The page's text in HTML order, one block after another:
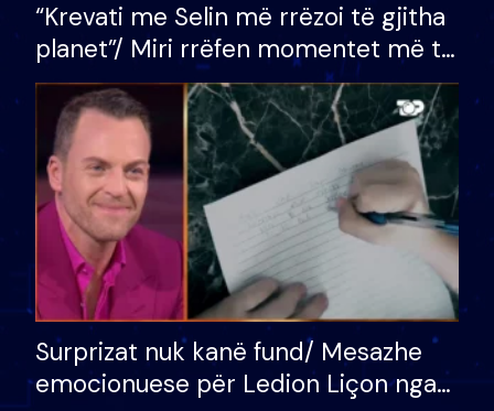
“Krevati me Selin më rrëzoi të gjitha
planet”/ Miri rrëfen momentet më të
bukura në shtëpinë e BB VIP: Do më
mungojë zilja e mëngjesit kur…
Surprizat nuk kanë fund/ Mesazhe
emocionuese për Ledion Liçon nga